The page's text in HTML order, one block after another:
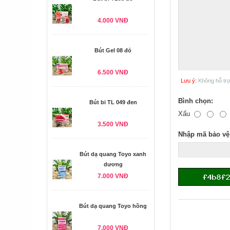
4.000 VNĐ
Bút Gel 08 đỏ
6.500 VNĐ
Bút bi TL 049 đen
3.500 VNĐ
Bút dạ quang Toyo xanh
dương
7.000 VNĐ
Bút dạ quang Toyo hồng
7.000 VNĐ
Lưu ý: Không hỗ
Bình chọn:
Xấu
Nhập mã bảo